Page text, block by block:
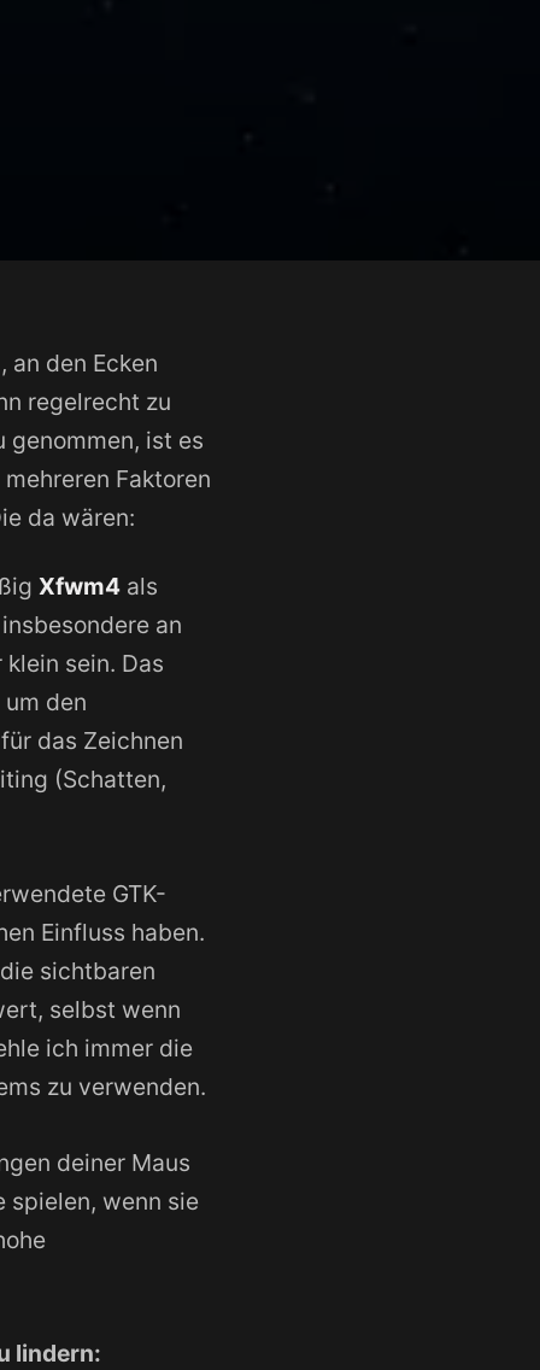
an den Ecken
regelrecht zu
genommen, ist es
Faktoren
da wären:
Xfwm4als
an
sein. Das
den
das Zeichnen
(Schatten,
GTK-
Einfluss haben.
sichtbaren
selbst wenn
ich immer die
zu verwenden.
deiner Maus
spielen, wenn sie
lindern: